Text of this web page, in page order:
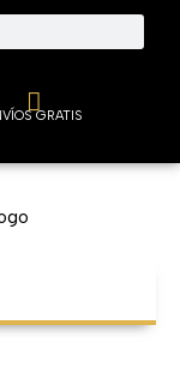
GRATIS